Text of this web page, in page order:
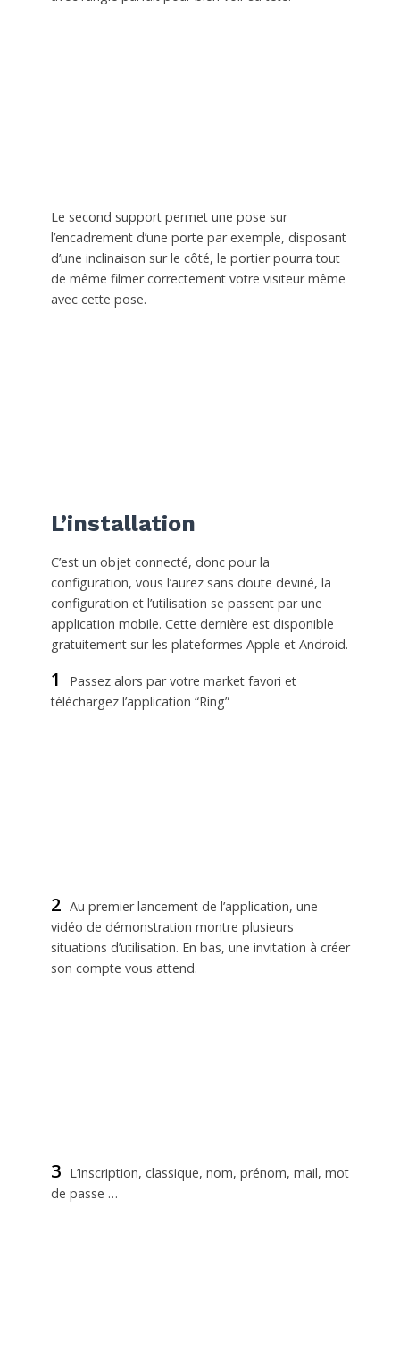
Le second support permet une pose sur
l’encadrement d’une porte par exemple, disposant
d’une inclinaison sur le côté, le portier pourra tout
de même filmer correctement votre visiteur même
avec cette pose.
L’installation
C’est un objet connecté, donc pour la
configuration, vous l’aurez sans doute deviné, la
configuration et l’utilisation se passent par une
application mobile. Cette dernière est disponible
gratuitement sur les plateformes Apple et Android.
1
Passez alors par votre market favori et
téléchargez l’application “Ring”
2 Au premier lancement de l’application, une
vidéo de démonstration montre plusieurs
situations d’utilisation. En bas, une invitation à créer
son compte vous attend.
3
L’inscription, classique, nom, prénom, mail, mot
de passe …